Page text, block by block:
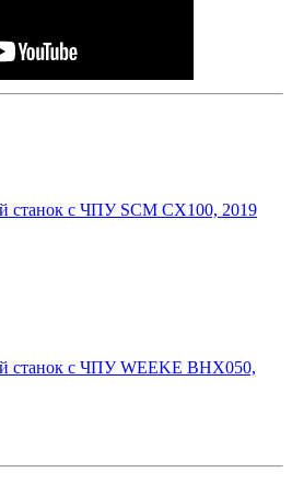
станок с ЧПУ SCM CX100, 2019
станок с ЧПУ WEEKE BHX050,